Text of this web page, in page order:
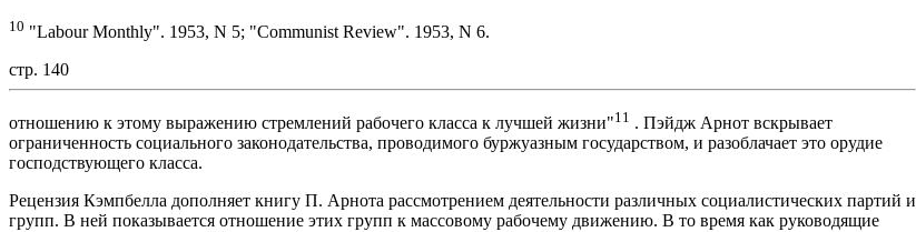
10 "Labour Monthly". 1953, N 5; "Communist Review". 1953, N 6.
стр. 140
отношению к этому выражению стремлений рабочего класса к лучшей жизни"11 . Пэйдж Арнот вскрывает
ограниченность социального законодательства, проводимого буржуазным государством, и разоблачает это орудие
господствующего класса.
Рецензия Кэмпбелла дополняет книгу П. Арнота рассмотрением деятельности различных социалистических партий и
групп. В ней показывается отношение этих групп к массовому рабочему движению. В то время как руководящие